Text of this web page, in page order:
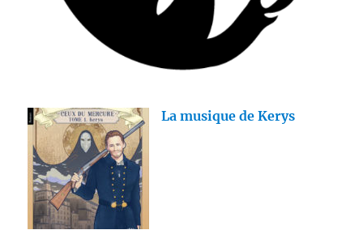
La musique de Kerys